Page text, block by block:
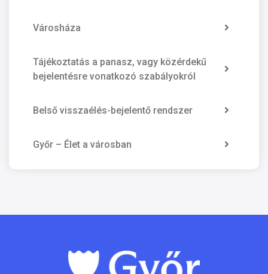
Városháza
Tájékoztatás a panasz, vagy közérdekű
bejelentésre vonatkozó szabályokról
Belső visszaélés-bejelentő rendszer
Győr – Élet a városban